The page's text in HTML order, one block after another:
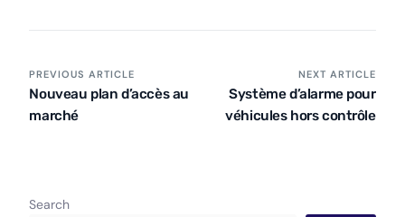
PREVIOUS ARTICLE
Nouveau plan d’accès au
marché
NEXT ARTICLE
Système d’alarme pour
véhicules hors contrôle
Search